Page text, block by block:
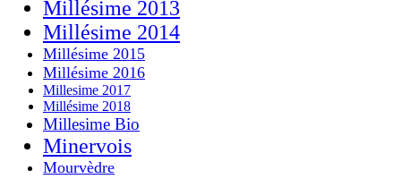
Millésime 2013
Millésime 2014
Millésime 2015
Millésime 2016
Millesime 2017
Millésime 2018
Millesime Bio
Minervois
Mourvèdre